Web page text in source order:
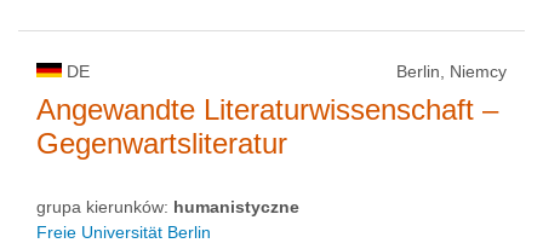
DE Berlin, Niemcy
Angewandte Literaturwissenschaft –
Gegenwartsliteratur
grupa kierunków: humanistyczne
Freie Universität Berlin